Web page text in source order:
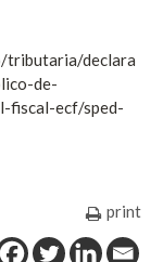
tributaria/declara
de-
fiscal-ecf/sped-
print